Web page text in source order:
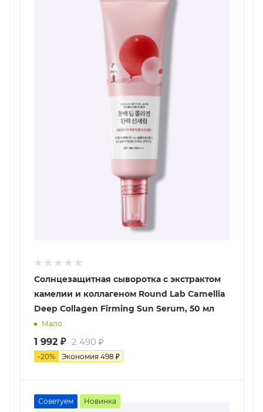
Солнцезащитная сыворотка с экстрактом
камелии и коллагеном Round Lab Camellia
Deep Collagen Firming Sun Serum, 50 мл
Мало
1 992 ₽ 2 490 ₽
-20% Экономия 498 ₽
Советуем Новинка